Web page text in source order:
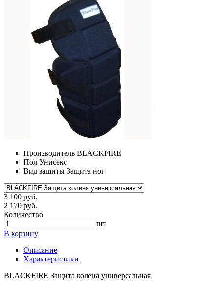
Производитель BLACKFIRE
Пол Унисекс
Вид защиты Защита ног
3 100 руб.
2 170 руб.
Количество
шт
В корзину
Описание
Характеристики
BLACKFIRE Защита колена универсальная